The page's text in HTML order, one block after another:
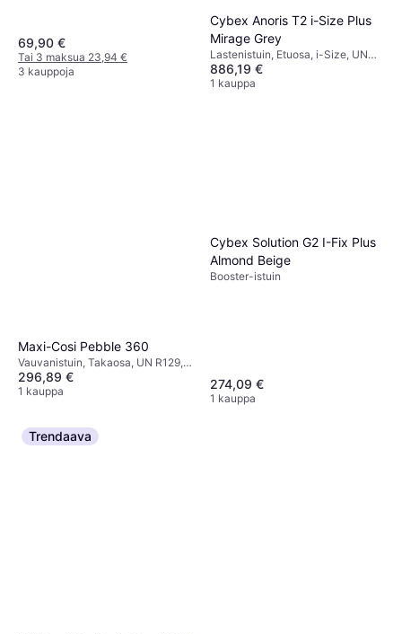
69,90 €
Tai 3 maksua 23,94 €
3 kauppoja
Cybex Anoris T2 i-Size Plus
Mirage Grey
Lastenistuin, Etuosa, i-Size, UN
R129, Säädettävä pääntuki,
Sisältää pohjan,
886,19 €
1 kauppa
Maxi-Cosi Pebble 360
Vauvanistuin, Takaosa, UN R129,
i-Size, Sivutörmäyssuojaus (ASIP),
Pestävä päällinen, Kääntyvä,
pienennin mukana
296,89 €
1 kauppa
Cybex Solution G2 I-Fix Plus
Almond Beige
Booster-istuin
274,09 €
1 kauppa
Trendaava